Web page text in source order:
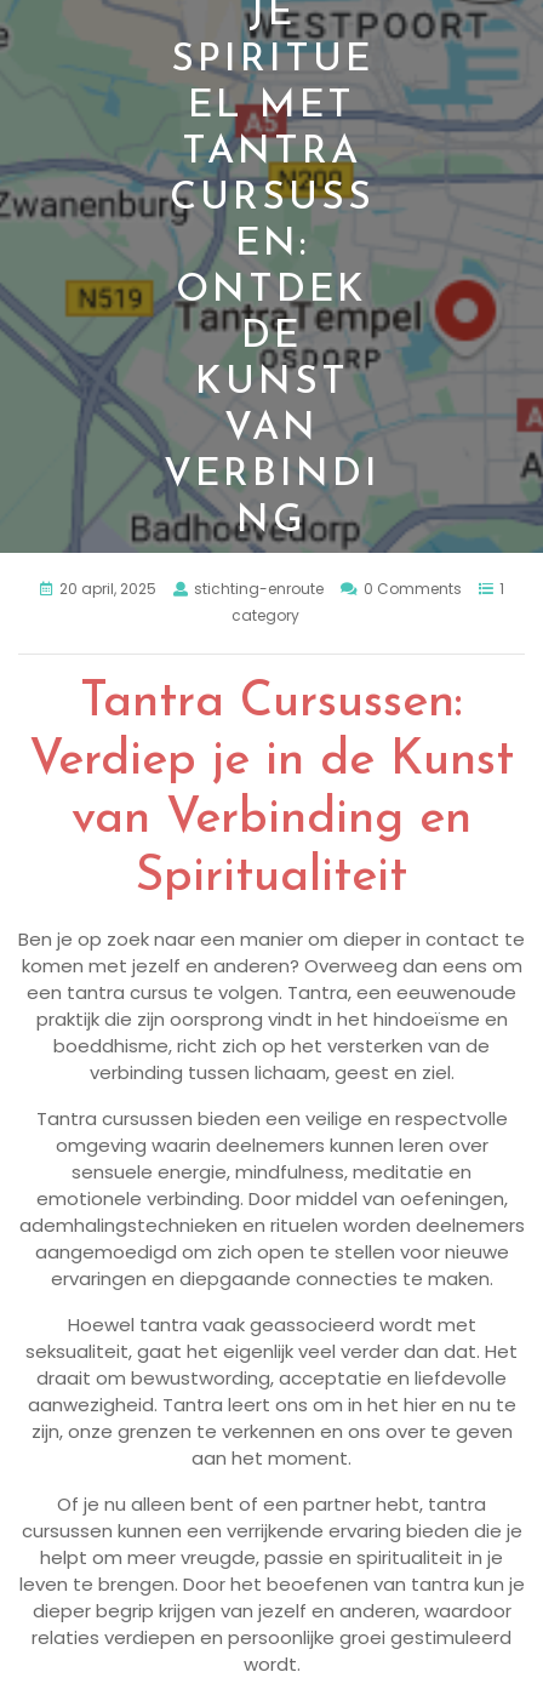
JE
SPIRITUE
EL MET
TANTRA
CURSUSS
EN:
ONTDEK
DE
KUNST
VAN
VERBINDI
NG
20 april, 2025 stichting-enroute 0 Comments
1
category
Tantra Cursussen:
Verdiep je in de Kunst
van Verbinding en
Spiritualiteit
Ben je op zoek naar een manier om dieper in contact te
komen met jezelf en anderen? Overweeg dan eens om
een tantra cursus te volgen. Tantra, een eeuwenoude
praktijk die zijn oorsprong vindt in het hindoeïsme en
boeddhisme, richt zich op het versterken van de
verbinding tussen lichaam, geest en ziel.
Tantra cursussen bieden een veilige en respectvolle
omgeving waarin deelnemers kunnen leren over
sensuele energie, mindfulness, meditatie en
emotionele verbinding. Door middel van oefeningen,
ademhalingstechnieken en rituelen worden deelnemers
aangemoedigd om zich open te stellen voor nieuwe
ervaringen en diepgaande connecties te maken.
Hoewel tantra vaak geassocieerd wordt met
seksualiteit, gaat het eigenlijk veel verder dan dat. Het
draait om bewustwording, acceptatie en liefdevolle
aanwezigheid. Tantra leert ons om in het hier en nu te
zijn, onze grenzen te verkennen en ons over te geven
aan het moment.
Of je nu alleen bent of een partner hebt, tantra
cursussen kunnen een verrijkende ervaring bieden die je
helpt om meer vreugde, passie en spiritualiteit in je
leven te brengen. Door het beoefenen van tantra kun je
dieper begrip krijgen van jezelf en anderen, waardoor
relaties verdiepen en persoonlijke groei gestimuleerd
wordt.